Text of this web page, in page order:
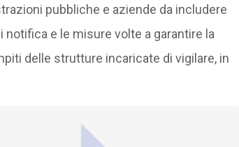
pubbliche e aziende da includere
e le misure volte a garantire la
delle strutture incaricate di vigilare, in